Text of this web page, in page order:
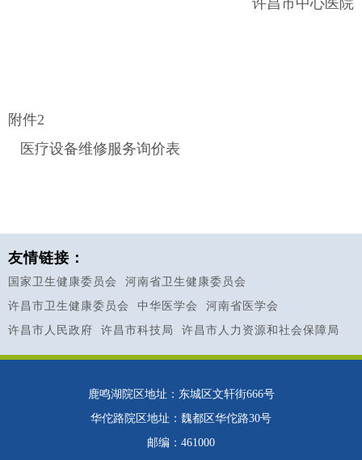
附件2
医疗设备维修服务询价表
友情链接：
国家卫生健康委员会
河南省卫生健康委员会
许昌市卫生健康委员会
中华医学会
河南省医学会
许昌市人民政府
许昌市科技局 许昌市人力资源和社会保障局
鹿鸣湖院区地址：东城区文轩街666号
华佗路院区地址：魏都区华佗路30号
邮编：461000